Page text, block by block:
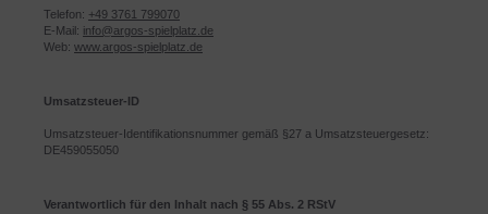
Telefon: +49 3761 799070
E-Mail: info@argos-spielplatz.de
Web: www.argos-spielplatz.de
Umsatzsteuer-ID
Umsatzsteuer-Identifikationsnummer gemäß §27 a Umsatzsteuergesetz:
DE459055050
Verantwortlich für den Inhalt nach § 55 Abs. 2 RStV